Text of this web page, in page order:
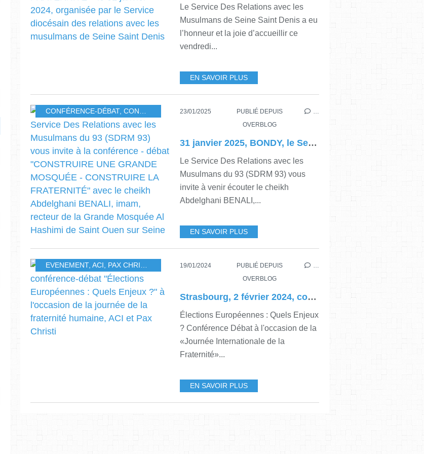
Le Service Des Relations avec les
Musulmans de Seine Saint Denis a eu
l’honneur et la joie d’accueillir ce
vendredi...
EN SAVOIR PLUS
CONFÉRENCE-DÉBAT, CONSTRUIRE UNE MOSQUÉE, CONSTRUIRE LA FRATERNITÉ 23/01/2025
PUBLIÉ DEPUIS
OVERBLOG
…
31 janvier 2025, BONDY, le Service Des Relations avec les Musulmans du 93 (SDRM 93) vous invite à la conférence - débat "CONSTRUIRE UNE GRANDE MOSQUÉE - CONSTRUIRE LA FRATERNITÉ" avec le cheikh Abdelghani BENALI, imam, recteur de la Grande Mosquée Al Hashimi de Saint Ouen sur Seine
Le Service Des Relations avec les
Musulmans du 93 (SDRM 93) vous
invite à venir écouter le cheikh
Abdelghani BENALI,...
EN SAVOIR PLUS
EVENEMENT, ACI , PAX CHRISTI STARSBOURG,CONFERENCE-DEBAT
19/01/2024
PUBLIÉ DEPUIS
OVERBLOG
…
Strasbourg, 2 février 2024, conférence-débat "Élections Européennes : Quels Enjeux ?" à l'occasion de la journée de la fraternité humaine, ACI et Pax Christi
Élections Européennes : Quels Enjeux
? Conférence Débat à l'occasion de la
«Journée Internationale de la
Fraternité»...
EN SAVOIR PLUS